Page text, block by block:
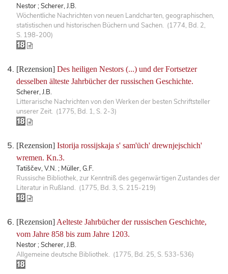
Nestor ; Scherer, J.B.
Wöchentliche Nachrichten von neuen Landcharten, geographischen,
statistischen und historischen Büchern und Sachen. (1774, Bd. 2,
S. 198-200)
[Rezension] Des heiligen Nestors (...) und der Fortsetzer
desselben älteste Jahrbücher der russischen Geschichte.
Scherer, J.B.
Litterarische Nachrichten von den Werken der besten Schriftsteller
unserer Zeit. (1775, Bd. 1, S. 2-3)
[Rezension] Istorija rossijskaja s' sam'üch' drewnjejschich'
wremen. Kn.3.
Tatiščev, V.N. ; Müller, G.F.
Russische Bibliothek, zur Kenntniß des gegenwärtigen Zustandes der
Literatur in Rußland. (1775, Bd. 3, S. 215-219)
[Rezension] Aelteste Jahrbücher der russischen Geschichte,
vom Jahre 858 bis zum Jahre 1203.
Nestor ; Scherer, J.B.
Allgemeine deutsche Bibliothek. (1775, Bd. 25, S. 533-536)